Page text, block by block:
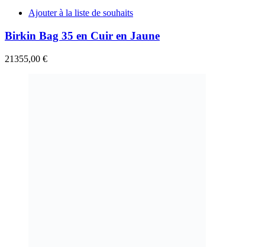
Ajouter à la liste de souhaits
Birkin Bag 35 en Cuir en Jaune
21355,00 €